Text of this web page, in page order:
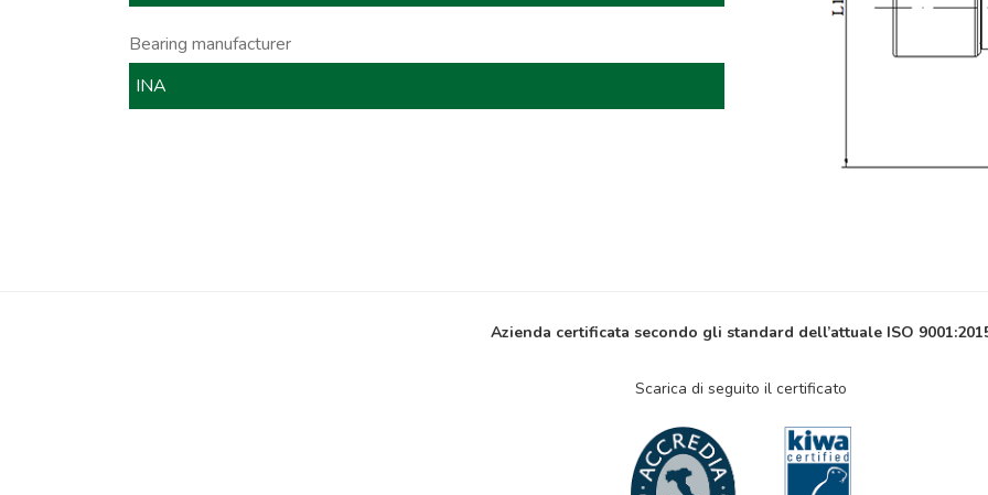
Bearing manufacturer
INA
Azienda certificata secondo gli standard dell’attuale ISO
Scarica di seguito il certificato